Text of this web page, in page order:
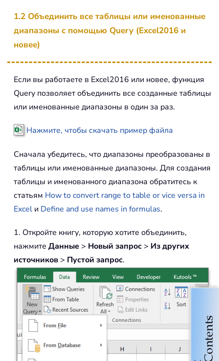
1.2 Объединить все таблицы или именованные
диапазоны с помощью Query (Excel2016 и
новее)
Если вы работаете в Excel2016 или новее, функция
Query позволяет объединить все созданные таблицы
или именованные диапазоны в один за раз.
Нажмите, чтобы скачать пример файла
Сначала убедитесь, что диапазоны преобразованы в
таблицы или именованные диапазоны. Для создания
таблицы и именованного диапазона обратитесь к
статьям How to convert range to table or vice versa in
Excel и Define and use names in formulas.
1. Откройте книгу, которую хотите объединить,
нажмите Данные > Новый запрос > Из других
источников > Пустой запрос.